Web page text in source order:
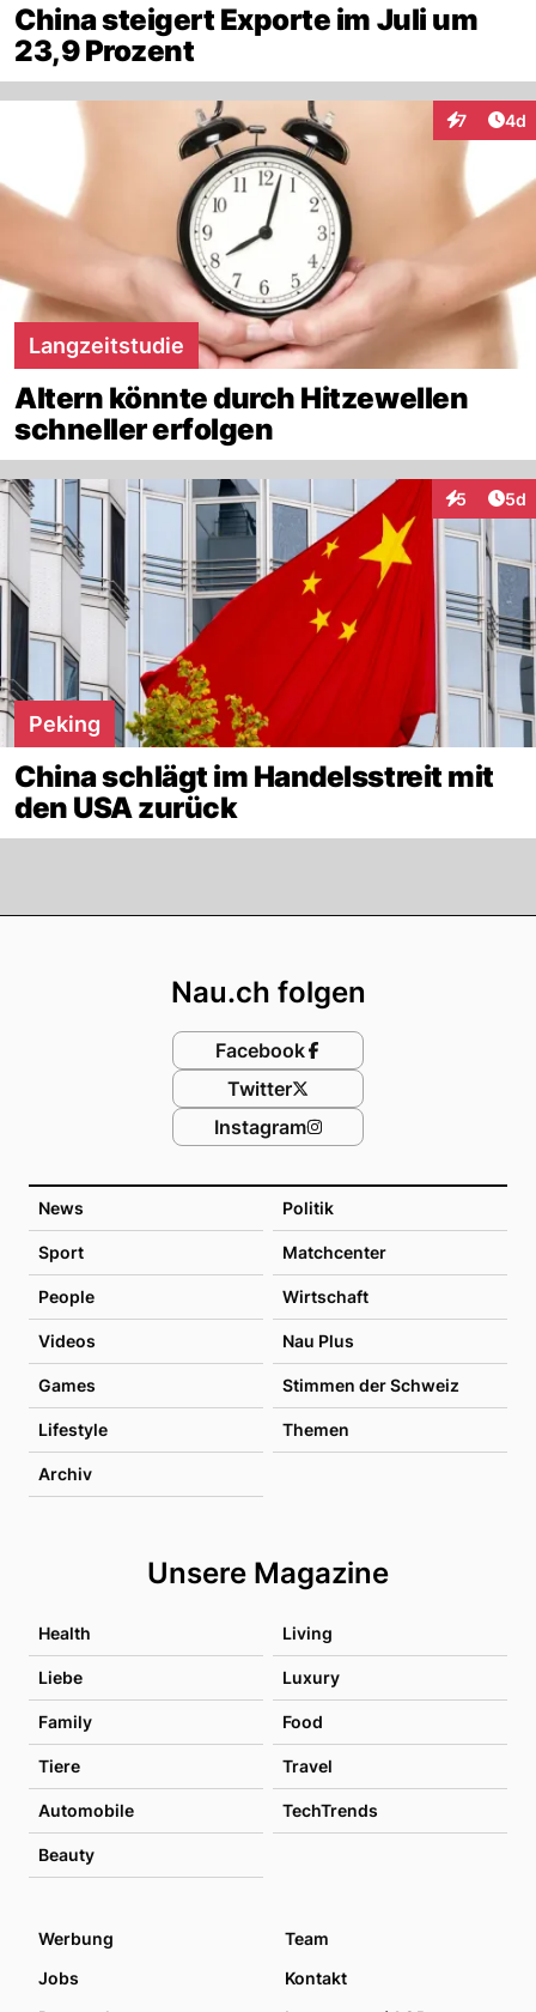
China steigert Exporte im Juli um
23,9 Prozent
7 4d
Langzeitstudie
Altern könnte durch Hitzewellen
schneller erfolgen
5 5d
Peking
China schlägt im Handelsstreit mit
den USA zurück
News Politik
Sport Matchcenter
People Wirtschaft
Videos Nau Plus
Games Stimmen der Schweiz
Lifestyle Themen
Archiv
Unsere Magazine
Health Living
Liebe Luxury
Family Food
Tiere Travel
Automobile TechTrends
Beauty
Nau.ch folgen
Facebook
Twitter
Instagram
Werbung
Team
Jobs
Kontakt